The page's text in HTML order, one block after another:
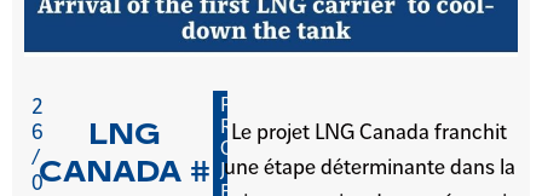
2
6
/
0
LNG
CANADA #
P
R
O
J
Le projet LNG Canada franchit
une étape déterminante dans la